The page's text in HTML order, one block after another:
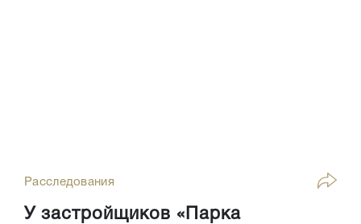
Расследования
У застройщиков «Парка